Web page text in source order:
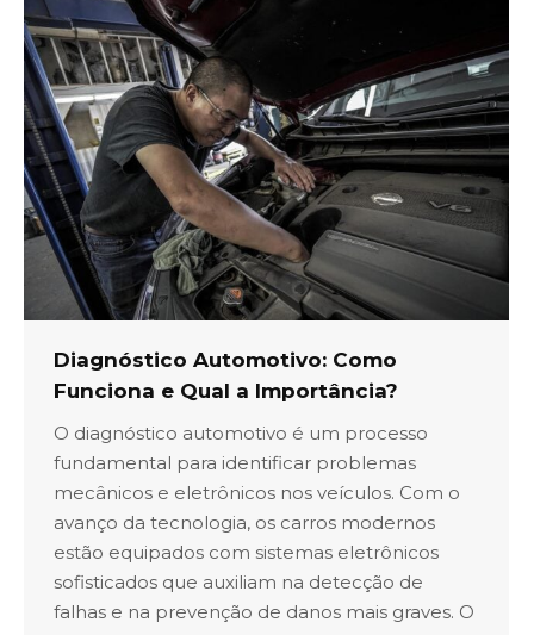
Diagnóstico Automotivo: Como
Funciona e Qual a Importância?
O diagnóstico automotivo é um processo
fundamental para identificar problemas
mecânicos e eletrônicos nos veículos. Com o
avanço da tecnologia, os carros modernos
estão equipados com sistemas eletrônicos
sofisticados que auxiliam na detecção de
falhas e na prevenção de danos mais graves. O